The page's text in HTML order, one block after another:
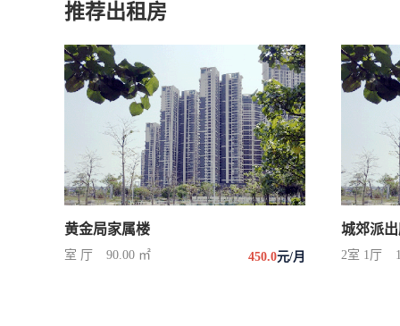
推荐出租房
黄金局家属楼
室 厅 90.00 ㎡ 450.0元/月
城郊派
2室 1厅